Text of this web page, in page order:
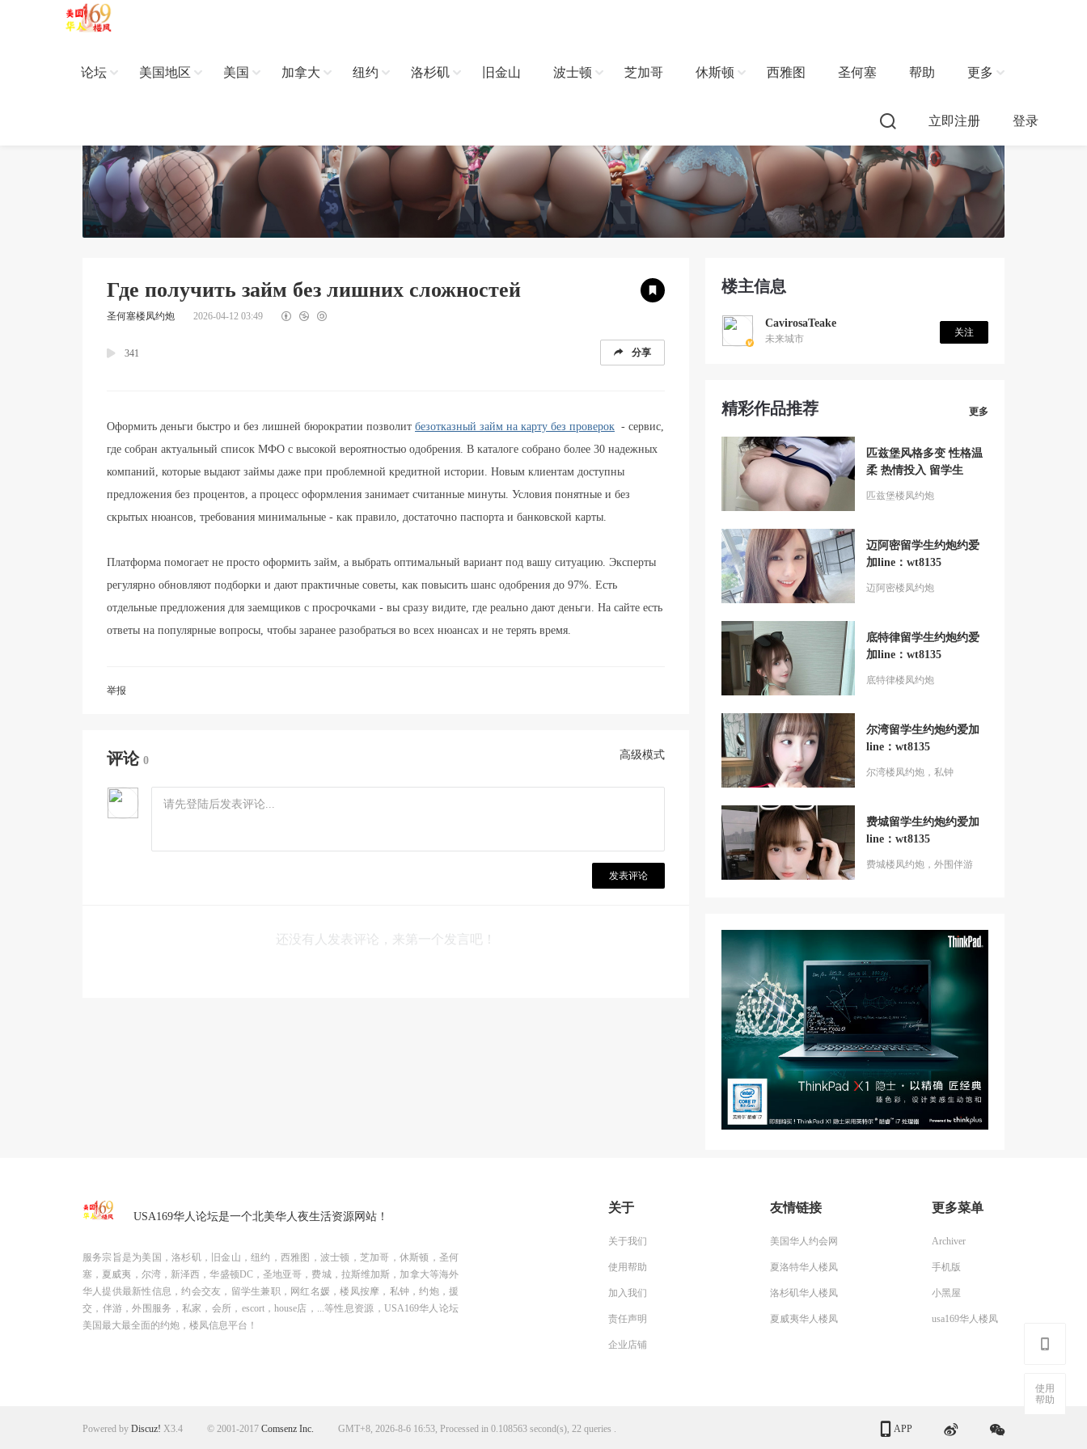
论坛 美国地区 美国 加拿大 纽约 洛杉矶 旧金山 波士顿 芝加哥 休斯顿 西雅图 圣何塞 帮助 更多
立即注册 登录
Где получить займ без лишних сложностей
圣何塞楼凤约炮 2026-04-12 03:49
341 分享
Оформить деньги быстро и без лишней бюрократии позволит безотказный займ на карту без проверок - сервис,
где собран актуальный список МФО с высокой вероятностью одобрения. В каталоге собрано более 30 надежных
компаний, которые выдают займы даже при проблемной кредитной истории. Новым клиентам доступны
предложения без процентов, а процесс оформления занимает считанные минуты. Условия понятные и без
скрытых нюансов, требования минимальные - как правило, достаточно паспорта и банковской карты.
Платформа помогает не просто оформить займ, а выбрать оптимальный вариант под вашу ситуацию. Эксперты
регулярно обновляют подборки и дают практичные советы, как повысить шанс одобрения до 97%. Есть
отдельные предложения для заемщиков с просрочками - вы сразу видите, где реально дают деньги. На сайте есть
ответы на популярные вопросы, чтобы заранее разобраться во всех нюансах и не терять время.
举报
评论 0 高级模式
发表评论
还没有人发表评论，来第一个发言吧！
楼主信息
CavirosaTeake
未来城市
关注
精彩作品推荐 更多
匹兹堡风格多变 性格温
柔 热情投入 留学生
匹兹堡楼凤约炮
迈阿密留学生约炮约爱
加line：wt8135
迈阿密楼凤约炮
底特律留学生约炮约爱
加line：wt8135
底特律楼凤约炮
尔湾留学生约炮约爱加
line：wt8135
尔湾楼凤约炮，私钟
费城留学生约炮约爱加
line：wt8135
费城楼凤约炮，外围伴游
使用
帮助
USA169华人论坛是一个北美华人夜生活资源网站！
服务宗旨是为美国，洛杉矶，旧金山，纽约，西雅图，波士顿，芝加哥，休斯顿，圣何
塞，夏威夷，尔湾，新泽西，华盛顿DC，圣地亚哥，费城，拉斯维加斯，加拿大等海外
华人提供最新性信息，约会交友，留学生兼职，网红名媛，楼凤按摩，私钟，约炮，援
交，伴游，外围服务，私家，会所，escort，house店，...等性息资源，USA169华人论坛
美国最大最全面的约炮，楼凤信息平台！
关于
关于我们
使用帮助
加入我们
责任声明
企业店铺
友情链接
美国华人约会网
夏洛特华人楼凤
洛杉矶华人楼凤
夏威夷华人楼凤
更多菜单
Archiver
手机版
小黑屋
usa169华人楼凤
Powered by Discuz! X3.4 © 2001-2017 Comsenz Inc. GMT+8, 2026-8-6 16:53, Processed in 0.108563 second(s), 22 queries . APP